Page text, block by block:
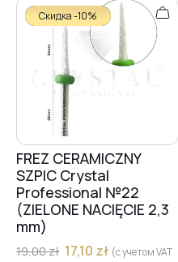
Скидка -10%
FREZ CERAMICZNY
SZPIC Crystal
Professional №22
(ZIELONE NACIĘCIE 2,3
mm)
19,00zł 17,10 zł (с учетом VAT